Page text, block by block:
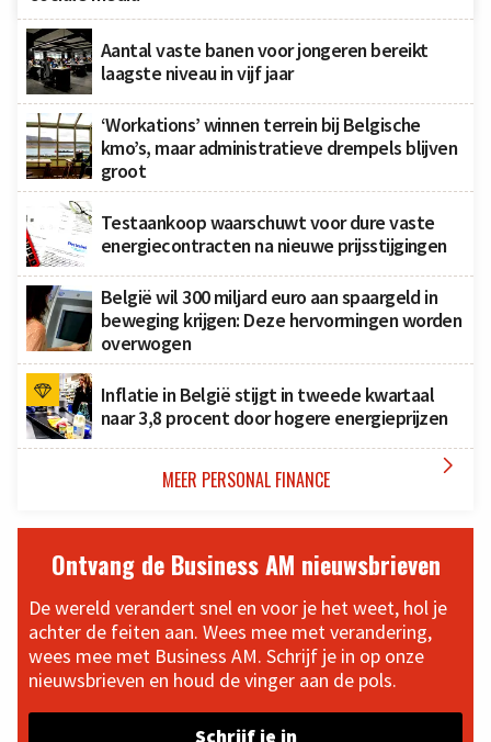
Aantal vaste banen voor jongeren bereikt
laagste niveau in vijf jaar
‘Workations’ winnen terrein bij Belgische
kmo’s, maar administratieve drempels blijven
groot
Testaankoop waarschuwt voor dure vaste
energiecontracten na nieuwe prijsstijgingen
België wil 300 miljard euro aan spaargeld in
beweging krijgen: Deze hervormingen worden
overwogen
Inflatie in België stijgt in tweede kwartaal
naar 3,8 procent door hogere energieprijzen
MEER PERSONAL FINANCE 
Ontvang de Business AM nieuwsbrieven
De wereld verandert snel en voor je het weet, hol je
achter de feiten aan. Wees mee met verandering,
wees mee met Business AM. Schrijf je in op onze
nieuwsbrieven en houd de vinger aan de pols.
Schrijf je in